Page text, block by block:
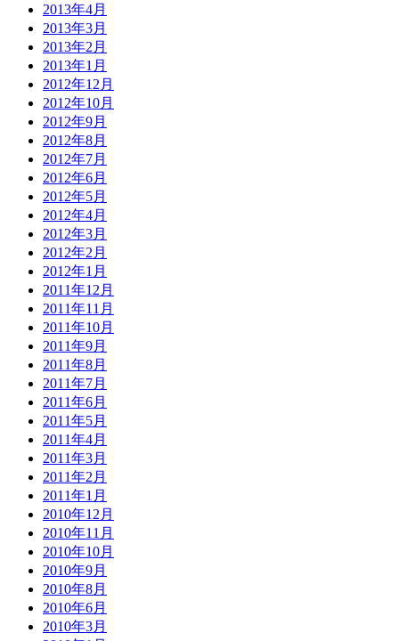
2013年4月
2013年3月
2013年2月
2013年1月
2012年12月
2012年10月
2012年9月
2012年8月
2012年7月
2012年6月
2012年5月
2012年4月
2012年3月
2012年2月
2012年1月
2011年12月
2011年11月
2011年10月
2011年9月
2011年8月
2011年7月
2011年6月
2011年5月
2011年4月
2011年3月
2011年2月
2011年1月
2010年12月
2010年11月
2010年10月
2010年9月
2010年8月
2010年6月
2010年3月